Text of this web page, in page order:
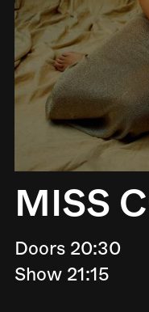
MISS
Doors 20:30
Show 21:15